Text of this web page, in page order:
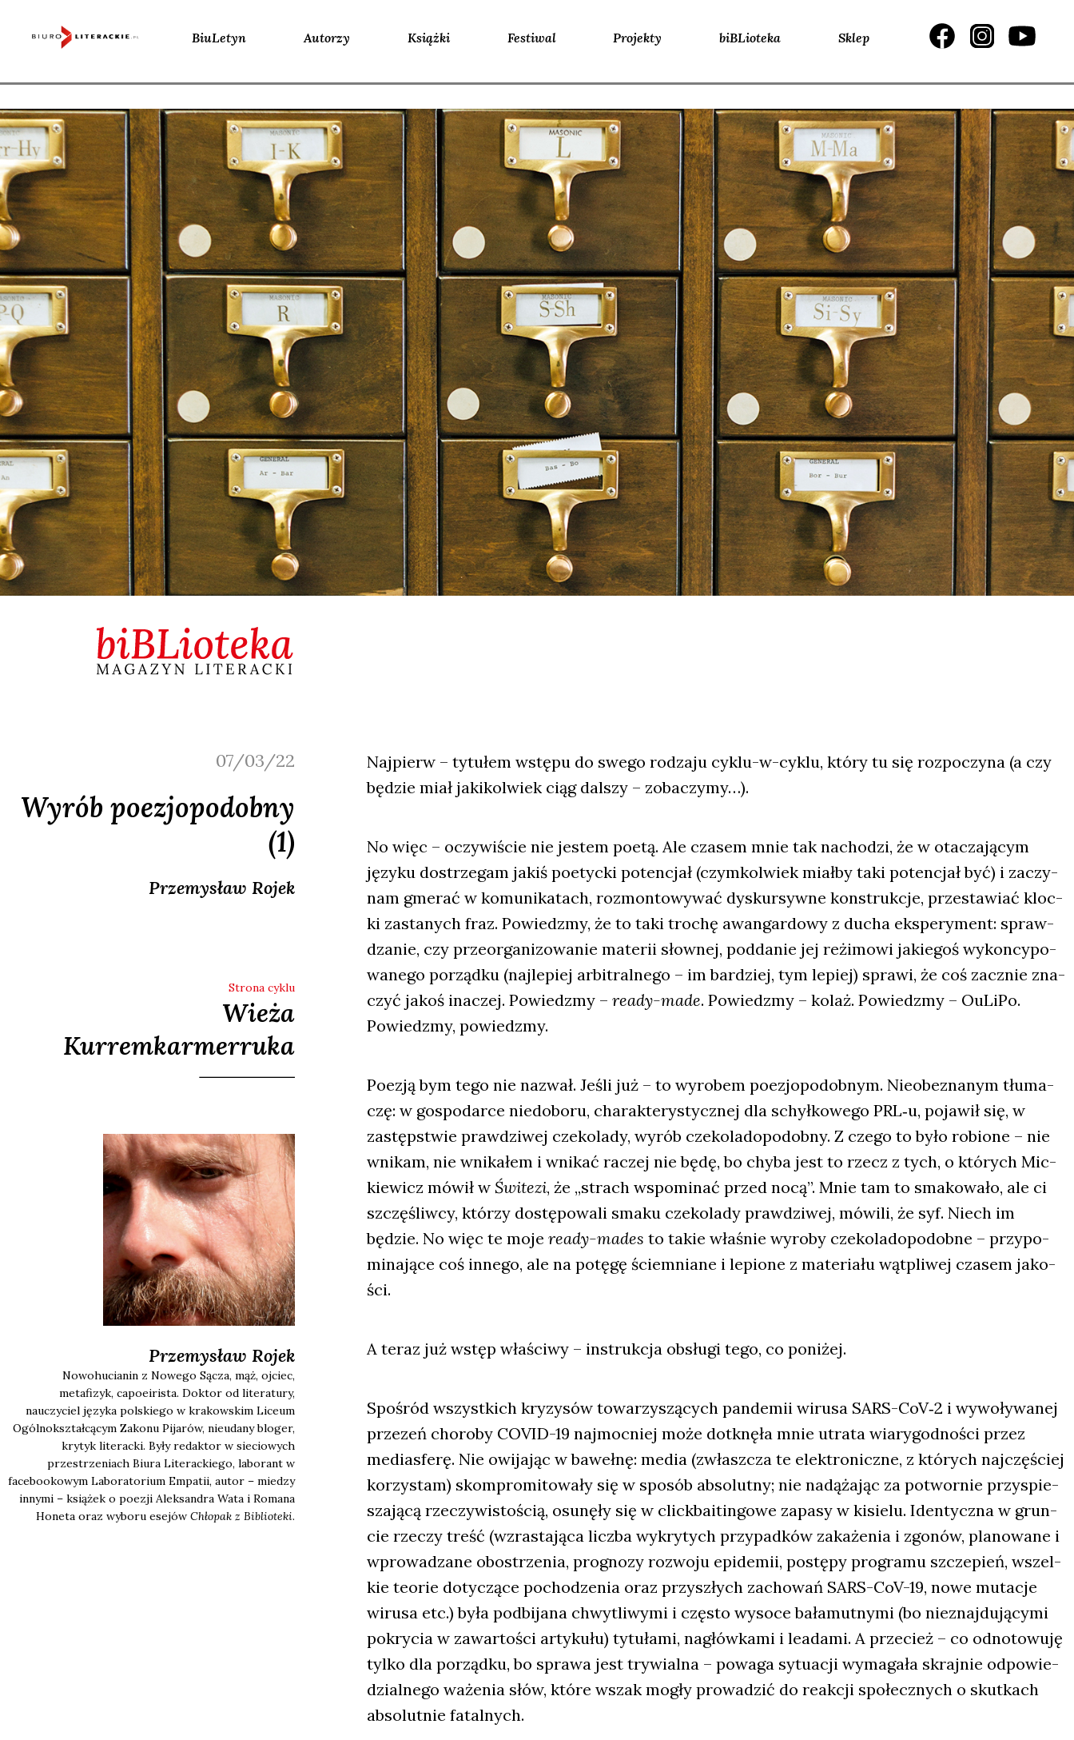
BiuLetyn Autorzy Książki Festiwal Projekty biBLioteka Sklep
Skip
to
content
07/03/22
Wyrób poezjopodobny
(1)
Przemysław Rojek
Strona cyklu
Wieża
Kurremkarmerruka
Przemysław Rojek
Nowohucianin z Nowego Sącza, mąż, ojciec,
metafizyk, capoeirista. Doktor od literatury,
nauczyciel języka polskiego w krakowskim Liceum
Ogólnokształcącym Zakonu Pijarów, nieudany bloger,
krytyk literacki. Były redaktor w sieciowych
przestrzeniach Biura Literackiego, laborant w
facebookowym Laboratorium Empatii, autor – miedzy
innymi – książek o poezji Aleksandra Wata i Romana
Honeta oraz wyboru esejówChłopak z Biblioteki.
Naj­pierw – tytu­łem wstę­pu do swe­go rodza­ju cyklu-w-cyklu, któ­ry tu się roz­po­czy­na (a czy
będzie miał jaki­kol­wiek ciąg dal­szy – zoba­czy­my…).
No więc – oczy­wi­ście nie jestem poetą. Ale cza­sem mnie tak nacho­dzi, że w ota­cza­ją­cym
języ­ku dostrze­gam jakiś poetyc­ki poten­cjał (czym­kol­wiek miał­by taki poten­cjał być) i zaczy­
nam gme­rać w komu­ni­ka­tach, roz­mon­to­wy­wać dys­kur­syw­ne kon­struk­cje, prze­sta­wiać kloc­
ki zasta­nych fraz. Powiedz­my, że to taki tro­chę awan­gar­do­wy z ducha eks­pe­ry­ment: spraw­
dza­nie, czy prze­or­ga­ni­zo­wa­nie mate­rii słow­nej, pod­da­nie jej reżi­mo­wi jakie­goś wykon­cy­po­
wa­ne­go porząd­ku (naj­le­piej arbi­tral­ne­go – im bar­dziej, tym lepiej) spra­wi, że coś zacznie zna­
czyć jakoś ina­czej. Powiedz­my – ready-made. Powiedz­my – kolaż. Powiedz­my – OuLi­Po.
Powiedz­my, powiedz­my.
Poezją bym tego nie nazwał. Jeśli już – to wyro­bem poezjo­po­dob­nym. Nie­obe­zna­nym tłu­ma­
czę: w gospo­dar­ce nie­do­bo­ru, cha­rak­te­ry­stycz­nej dla schył­ko­we­go PRL‑u, poja­wił się, w
zastęp­stwie praw­dzi­wej cze­ko­la­dy, wyrób cze­ko­la­do­po­dob­ny. Z cze­go to było robio­ne – nie
wni­kam, nie wni­ka­łem i wni­kać raczej nie będę, bo chy­ba jest to rzecz z tych, o któ­rych Mic­
kie­wicz mówił w Świ­te­zi, że „strach wspo­mi­nać przed nocą”. Mnie tam to sma­ko­wa­ło, ale ci
szczę­śliw­cy, któ­rzy dostę­po­wa­li sma­ku cze­ko­la­dy praw­dzi­wej, mówi­li, że syf. Niech im
będzie. No więc te moje ready-mades to takie wła­śnie wyro­by cze­ko­la­do­po­dob­ne – przy­po­
mi­na­ją­ce coś inne­go, ale na potę­gę ściem­nia­ne i lepio­ne z mate­ria­łu wąt­pli­wej cza­sem jako­
ści.
A teraz już wstęp wła­ści­wy – instruk­cja obsłu­gi tego, co poni­żej.
Spo­śród wszyst­kich kry­zy­sów towa­rzy­szą­cych pan­de­mii wiru­sa SARS-CoV‑2 i wywo­ły­wa­nej
prze­zeń cho­ro­by COVID-19 naj­moc­niej może dotknę­ła mnie utra­ta wia­ry­god­no­ści przez
medias­fe­rę. Nie owi­ja­jąc w baweł­nę: media (zwłasz­cza te elek­tro­nicz­ne, z któ­rych naj­czę­ściej
korzy­stam) skom­pro­mi­to­wa­ły się w spo­sób abso­lut­ny; nie nadą­ża­jąc za potwor­nie przy­spie­
sza­ją­cą rze­czy­wi­sto­ścią, osu­nę­ły się w click­ba­itin­go­we zapa­sy w kisie­lu. Iden­tycz­na w grun­
cie rze­czy treść (wzra­sta­ją­ca licz­ba wykry­tych przy­pad­ków zaka­że­nia i zgo­nów, pla­no­wa­ne i
wpro­wa­dza­ne obostrze­nia, pro­gno­zy roz­wo­ju epi­de­mii, postę­py pro­gra­mu szcze­pień, wszel­
kie teo­rie doty­czą­ce pocho­dze­nia oraz przy­szłych zacho­wań SARS-CoV-19, nowe muta­cje
wiru­sa etc.) była pod­bi­ja­na chwy­tli­wy­mi i czę­sto wyso­ce bała­mut­ny­mi (bo nie­znaj­du­ją­cy­mi
pokry­cia w zawar­to­ści arty­ku­łu) tytu­ła­mi, nagłów­ka­mi i leada­mi. A prze­cież – co odno­to­wu­ję
tyl­ko dla porząd­ku, bo spra­wa jest try­wial­na – powa­ga sytu­acji wyma­ga­ła skraj­nie odpo­wie­
dzial­ne­go waże­nia słów, któ­re wszak mogły pro­wa­dzić do reak­cji spo­łecz­nych o skut­kach
abso­lut­nie fatal­nych.